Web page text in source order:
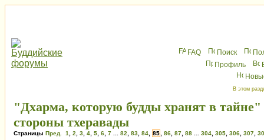
FAQ Поиск
Профиль
В этом
"Дхарма, которую будды хранят в
стороны тхеравады
Страницы Пред. 1 2 3 4 5 6 7 82 83 84 85 86 87 88 304 305 306 307